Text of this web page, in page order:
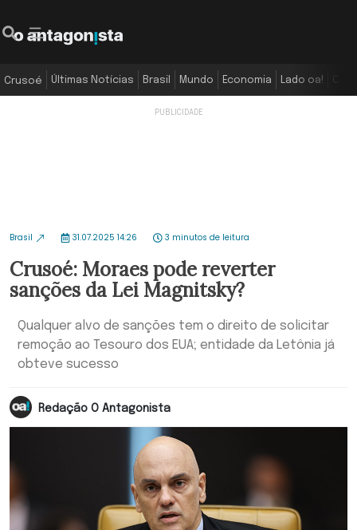
Crusoé Últimas Notícias Brasil Mundo Economia Lado oa!
Brasil 31.07.2025 14:26 3 minutos de leitura
Crusoé: Moraes pode reverter
sanções da Lei Magnitsky?
Qualquer alvo de sanções tem o direito de solicitar
remoção ao Tesouro dos EUA; entidade da Letônia já
obteve sucesso
Redação O Antagonista